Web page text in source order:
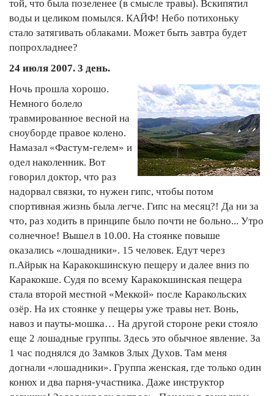
той, что была позеленее (в смысле травы). Вскипятил
воды и целиком помылся. КАЙФ! Небо потихоньку
стало затягивать облаками. Может быть завтра будет
попрохладнее?
24 июля 2007. 3 день.
Ночь прошла хорошо.
Немного болело
травмированное весной на
сноуборде правое колено.
Намазал «Фастум-гелем» и
одел наколенник. Вот
говорил доктор, что раз
надорвал связки, то нужен гипс, чтобы потом
спортивная жизнь была легче. Гипс на месяц?! Да ни за
что, раз ходить в принципе было почти не больно... Утро
солнечное! Вышел в 10.00. На стоянке повыше
оказались «лошадники». 15 человек. Едут через
п.Айрык на Каракокшинскую пещеру и далее вниз по
Каракокше. Судя по всему Каракокшинская пещера
стала второй местной «Меккой» после Каракольских
озёр. На их стоянке у пещеры уже травы нет. Вонь,
навоз и пауты-мошка… На другой стороне реки стояло
еще 2 лошадные группы. Здесь это обычное явление. За
1 час поднялся до Замков Злых Духов. Там меня
догнали «лошадники». Группа женская, где только один
конюх и два парня-участника. Даже инструктор